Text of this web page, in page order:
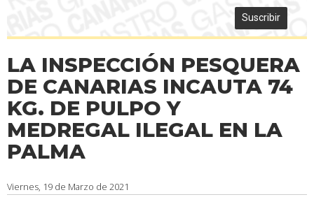
Suscribir
LA INSPECCIÓN PESQUERA
DE CANARIAS INCAUTA 74
KG. DE PULPO Y
MEDREGAL ILEGAL EN LA
PALMA
Viernes, 19 de Marzo de 2021